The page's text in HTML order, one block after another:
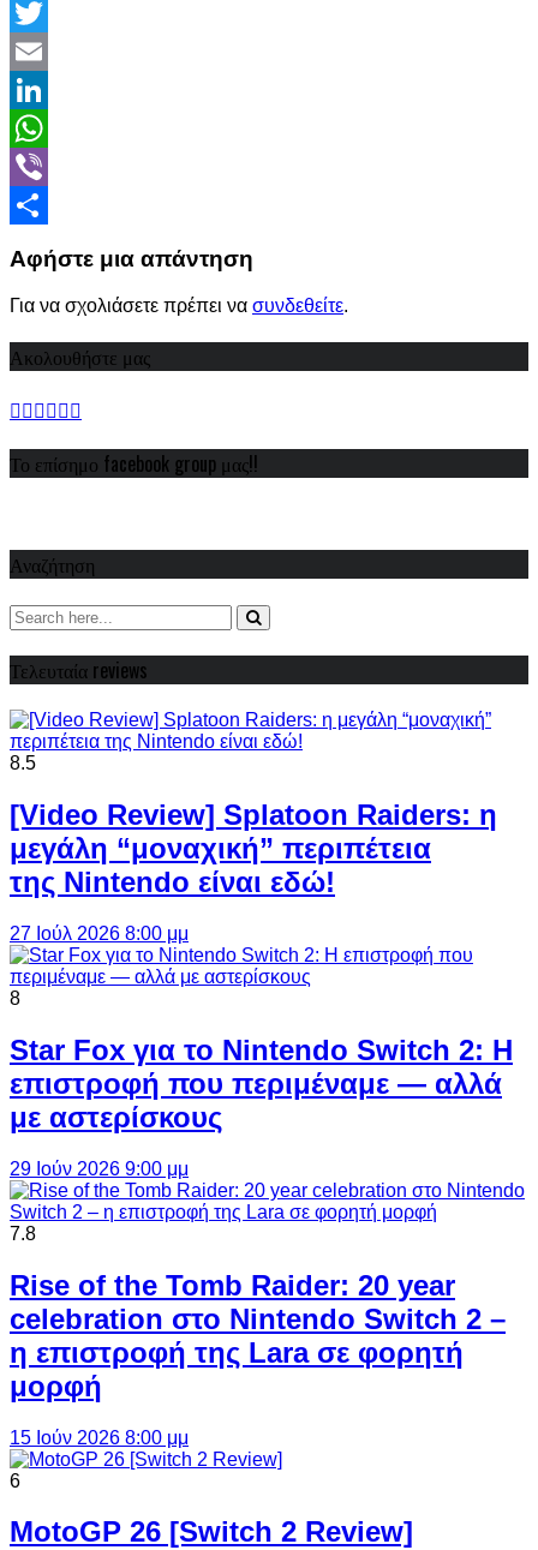
Facebook
Twitter
Email
LinkedIn
WhatsApp
Viber
Αφήστε μια απάντηση
Για να σχολιάσετε πρέπει να συνδεθείτε.
Ακολουθήστε μας
Το επίσημο facebook group μας!!
Αναζήτηση
Τελευταία reviews
8.5
[Video Review] Splatoon Raiders: η
μεγάλη “μοναχική” περιπέτεια
της Nintendo είναι εδώ!
27 Ιούλ 2026 8:00 μμ
8
Star Fox για το Nintendo Switch 2: Η
επιστροφή που περιμέναμε — αλλά
με αστερίσκους
29 Ιούν 2026 9:00 μμ
7.8
Rise of the Tomb Raider: 20 year
celebration στο Nintendo Switch 2 –
η επιστροφή της Lara σε φορητή
μορφή
15 Ιούν 2026 8:00 μμ
6
MotoGP 26 [Switch 2 Review]